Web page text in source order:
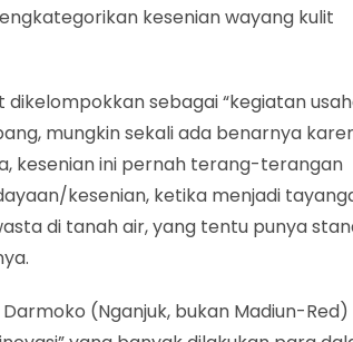
kesenian wayang kulit
dikelompokkan sebagai “kegiatan
mungkin sekali ada benarnya
kesenian ini pernah terang-terangan
kesenian, ketika menjadi
di tanah air, yang tentu punya
Darmoko (Nganjuk, bukan Madiun-Red)